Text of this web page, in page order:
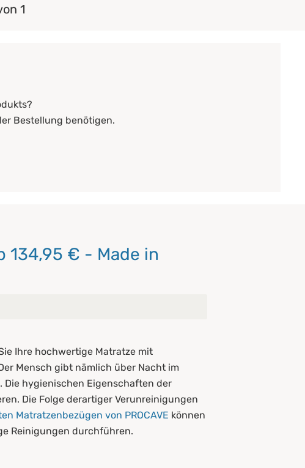
1
Bestellung benötigen.
134,95 € - Made in
Ihre hochwertige Matratze mit
Mensch gibt nämlich über Nacht im
hygienischen Eigenschaften der
Die Folge derartiger Verunreinigungen
Matratzenbezügen von PROCAVE können
Reinigungen durchführen.